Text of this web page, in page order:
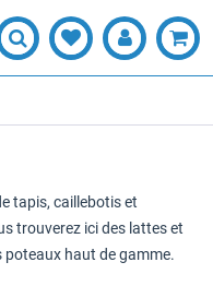
tapis, caillebotis et
trouverez ici des lattes et
poteaux haut de gamme.